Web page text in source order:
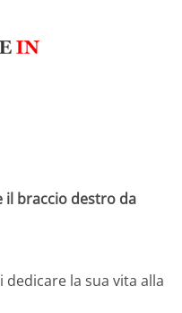
il braccio destro da
dedicare la sua vita alla